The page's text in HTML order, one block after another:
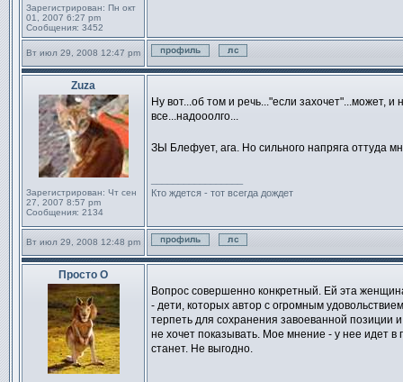
Зарегистрирован: Пн окт
01, 2007 6:27 pm
Сообщения: 3452
Вт июл 29, 2008 12:47 pm
Профиль
Отправить личное
Zuza
Зарегистрирован: Чт сен
27, 2007 8:57 pm
Сообщения: 2134
Сообщение
Ну вот...об том и речь..."если захочет"...может,
все...надооолго...
ЗЫ Блефует, ага. Но сильного напряга оттуда
Кто ждется - тот всегда дождет
Вт июл 29, 2008 12:48 pm
Профиль
Отправить личное
Просто О
Вопрос совершенно конкретный. Ей эта
- дети, которых автор с огромным
терпеть для сохранения завоеванной позиции
не хочет показывать. Мое мнение - у нее идет в
станет. Не выгодно.